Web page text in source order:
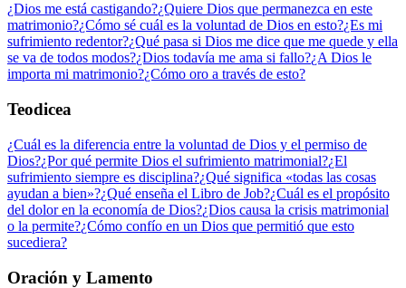
¿Dios me está castigando?¿Quiere Dios que permanezca en este
matrimonio?¿Cómo sé cuál es la voluntad de Dios en esto?¿Es mi
sufrimiento redentor?¿Qué pasa si Dios me dice que me quede y ella
se va de todos modos?¿Dios todavía me ama si fallo?¿A Dios le
importa mi matrimonio?¿Cómo oro a través de esto?
Teodicea
¿Cuál es la diferencia entre la voluntad de Dios y el permiso de
Dios?¿Por qué permite Dios el sufrimiento matrimonial?¿El
sufrimiento siempre es disciplina?¿Qué significa «todas las cosas
ayudan a bien»?¿Qué enseña el Libro de Job?¿Cuál es el propósito
del dolor en la economía de Dios?¿Dios causa la crisis matrimonial
o la permite?¿Cómo confío en un Dios que permitió que esto
sucediera?
Oración y Lamento